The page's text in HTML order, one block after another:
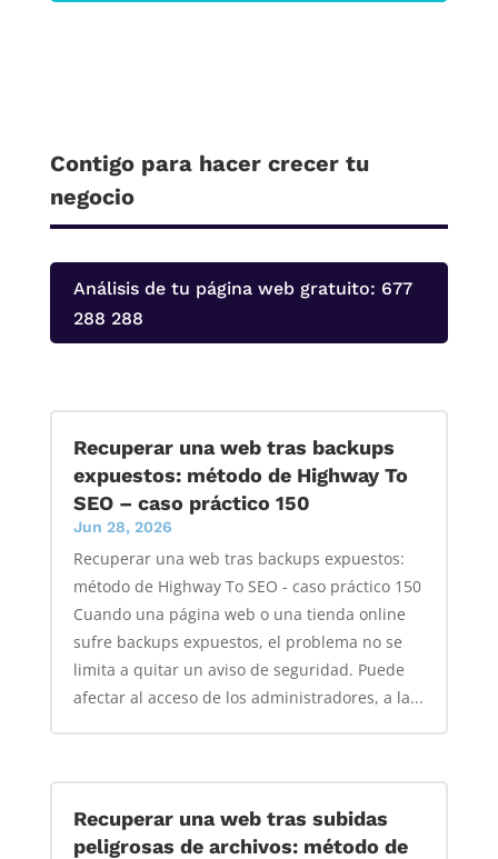
Contigo para hacer crecer tu
negocio
Análisis de tu página web gratuito: 677
288 288
Recuperar una web tras backups
expuestos: método de Highway To
SEO – caso práctico 150
Jun 28, 2026
Recuperar una web tras backups expuestos:
método de Highway To SEO - caso práctico 150
Cuando una página web o una tienda online
sufre backups expuestos, el problema no se
limita a quitar un aviso de seguridad. Puede
afectar al acceso de los administradores, a la...
Recuperar una web tras subidas
peligrosas de archivos: método de